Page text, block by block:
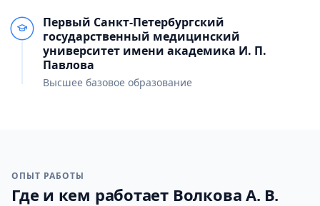
Первый Санкт-Петербургский
государственный медицинский
университет имени академика И. П.
Павлова
Высшее базовое образование
ОПЫТ РАБОТЫ
Где и кем работает Волкова А. В.